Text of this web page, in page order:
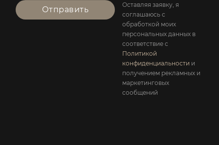
Отправить
Оставляя заявку, я
соглашаюсь с
обработкой моих
персональных данных в
соответствие с
Политикой
конфиденциальности и
получением рекламных и
маркетинговых
сообщений